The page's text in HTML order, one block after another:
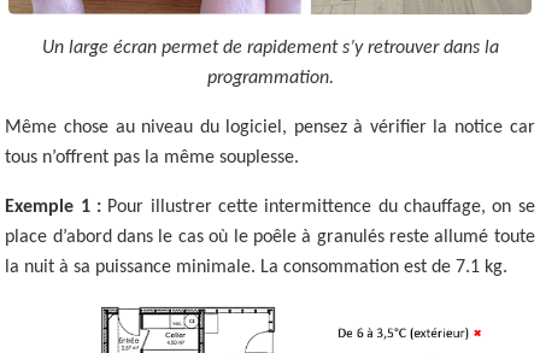
Un large écran permet de rapidement s’y retrouver dans la
programmation.
Même chose au niveau du logiciel, pensez à vérifier la notice car
tous n’offrent pas la même souplesse.
Exemple 1 : Pour illustrer cette intermittence du chauffage, on se
place d’abord dans le cas où le poêle à granulés reste allumé toute
la nuit à sa puissance minimale. La consommation est de 7.1 kg.